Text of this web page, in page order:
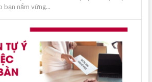
bạn nắm vững...